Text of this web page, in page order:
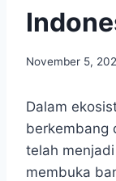
November 5,
Dalam
berkembang
telah
membuka